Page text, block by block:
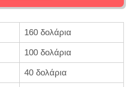
160 δολάρια
100 δολάρια
40 δολάρια